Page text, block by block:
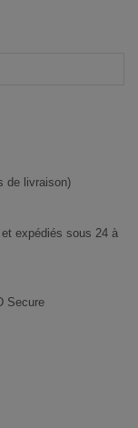
de livraison)
expédiés sous 24 à
Secure